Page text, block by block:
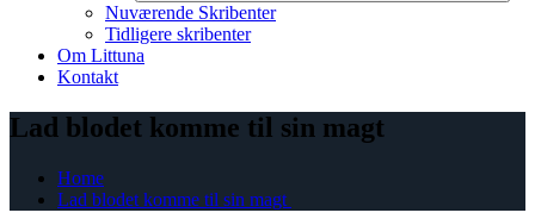
Nuværende Skribenter
Tidligere skribenter
Om Littuna
Kontakt
Lad blodet komme til sin magt
Home
Lad blodet komme til sin magt